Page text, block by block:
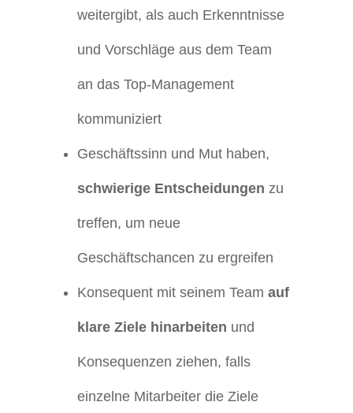
weitergibt, als auch Erkenntnisse
und Vorschläge aus dem Team
an das Top-Management
kommuniziert
Geschäftssinn und Mut haben,
schwierige Entscheidungen zu
treffen, um neue
Geschäftschancen zu ergreifen
Konsequent mit seinem Teamauf
klare Ziele hinarbeiten und
Konsequenzen ziehen, falls
einzelne Mitarbeiter die Ziele